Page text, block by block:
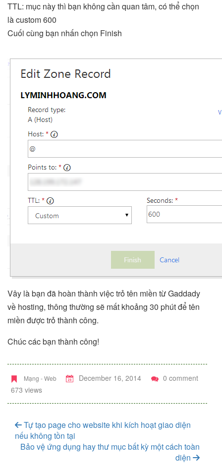
TTL: mục này thì bạn không cần quan tâm, có thể chọn
là custom 600
Cuối cùng bạn nhấn chọn Finish
Vây là bạn đã hoàn thành việc trỏ tên miền từ Gaddady
về hosting, thông thường sẽ mất khoảng 30 phút để tên
miền được trỏ thành công.
Chúc các bạn thành công!
Mạng - Web December 16, 2014
0 comment
673 views
Tự tạo page cho website khi kích hoạt giao diện
nếu không tồn tại
Bảo vệ ứng dụng hay thư mục bất kỳ một cách toàn
diện